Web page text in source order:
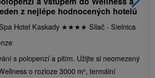
z nejlépe hodnocených hotelů
Hotel Kaskady ★★★★ Sliač - Sielnica
s polopenzí a pitím. Užijte si neomezený
o rozloze 3000 m², termální